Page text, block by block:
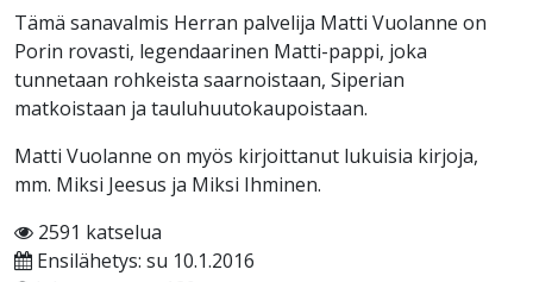
Tämä sanavalmis Herran palvelija Matti Vuolanne on
Porin rovasti, legendaarinen Matti-pappi, joka
tunnetaan rohkeista saarnoistaan, Siperian
matkoistaan ja tauluhuutokaupoistaan.
Matti Vuolanne on myös kirjoittanut lukuisia kirjoja,
mm. Miksi Jeesus ja Miksi Ihminen.
2591 katselua
Ensilähetys: su 10.1.2016